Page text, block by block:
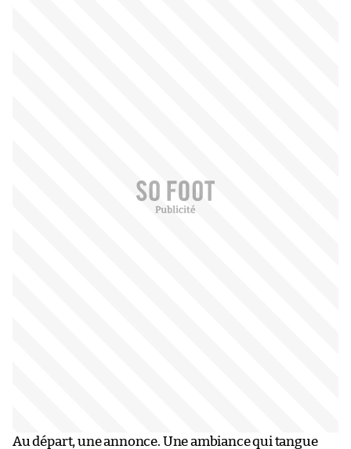
Au départ, une annonce. Une ambiance qui tangue